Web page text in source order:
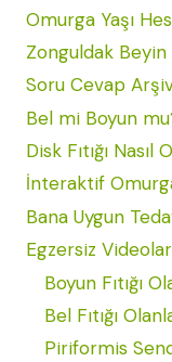
Omurga Yaşı
Zonguldak
Soru Cevap
Bel mi Boyun
Disk Fıtığı Nasıl
İnteraktif
Bana Uygun
Egzersiz
Boyun Fıtığı
Bel Fıtığı
Piriformis